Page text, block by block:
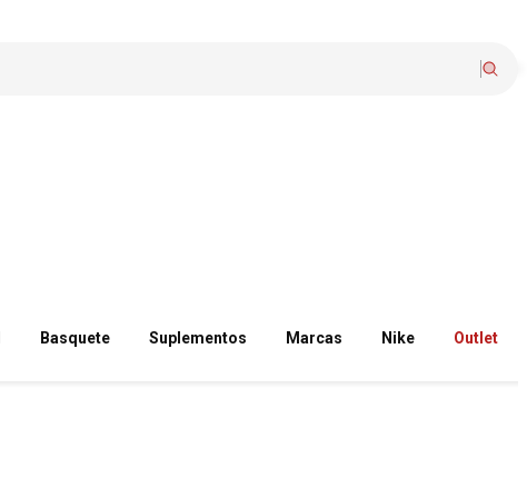
Basquete Suplementos Marcas Nike Outlet